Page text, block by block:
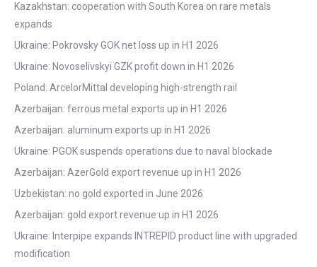
Kazakhstan: cooperation with South Korea on rare metals
expands
Ukraine: Pokrovsky GOK net loss up in H1 2026
Ukraine: Novoselivskyi GZK profit down in H1 2026
Poland: ArcelorMittal developing high-strength rail
Azerbaijan: ferrous metal exports up in H1 2026
Azerbaijan: aluminum exports up in H1 2026
Ukraine: PGOK suspends operations due to naval blockade
Azerbaijan: AzerGold export revenue up in H1 2026
Uzbekistan: no gold exported in June 2026
Azerbaijan: gold export revenue up in H1 2026
Ukraine: Interpipe expands INTREPID product line with upgraded
modification